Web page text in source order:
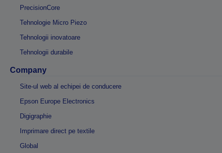
PrecisionCore
Tehnologie Micro Piezo
Tehnologii inovatoare
Tehnologii durabile
Company
Site-ul web al echipei de conducere
Epson Europe Electronics
Digigraphie
Imprimare direct pe textile
Global